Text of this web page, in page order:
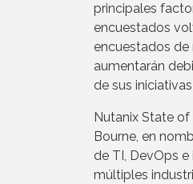
principales
encuestados
encuestados
aumentarán
de sus
Nutanix State
Bourne, en
de TI, DevOps
múltiples